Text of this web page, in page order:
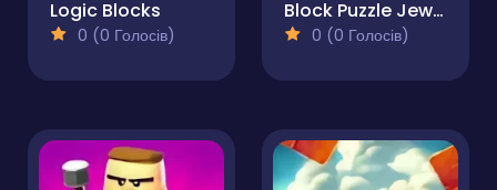
Logic Blocks
0 (0 Голосів)
Block Puzzle Jewel
0 (0 Голосів)